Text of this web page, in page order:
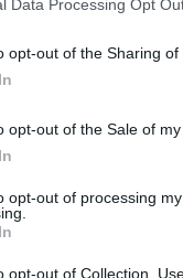
Data Processing Opt
opt-out of the Sharing of
opt-out of the Sale of my
opt-out of processing
opt-out of Collection,
sobi i
– Dan
spomen sobi